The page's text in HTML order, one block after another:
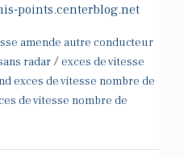
points.centerblog.net
amende autre conducteur
radar / exces de vitesse
exces de vitesse nombre de
de vitesse nombre de